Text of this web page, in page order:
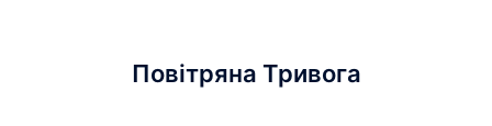
Повітряна Тривога